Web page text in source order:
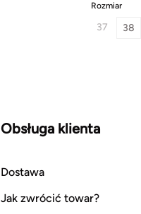
Rozmiar
37 38
Obsługa klienta
Dostawa
Jak zwrócić towar?